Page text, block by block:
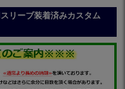
リーブ装着済みカスタム